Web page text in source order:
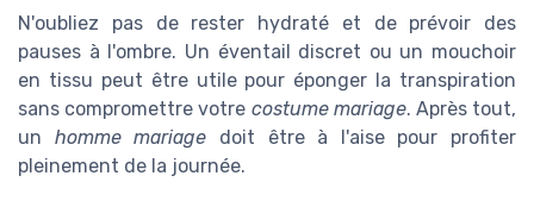
N'oubliez pas de rester hydraté et de prévoir des
pauses à l'ombre. Un éventail discret ou un mouchoir
en tissu peut être utile pour éponger la transpiration
sans compromettre votre costume mariage. Après tout,
un homme mariage doit être à l'aise pour profiter
pleinement de la journée.